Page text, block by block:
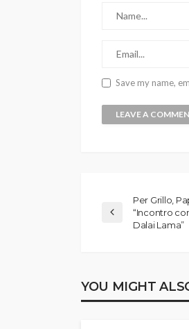
Save my name,
Per Grillo,
“Incontro
Dalai Lama”
YOU MIGHT